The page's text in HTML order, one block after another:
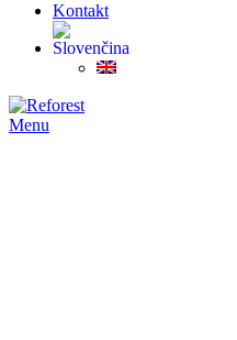
Kontakt
Menu